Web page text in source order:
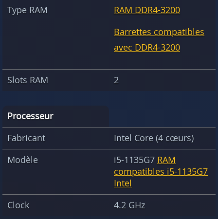
Type RAM
RAM DDR4-3200
Barrettes compatibles
avec DDR4-3200
Slots RAM 2
Processeur
Fabricant
Intel Core (4 cœurs)
Modèle
i5-1135G7 RAM
compatibles i5-1135G7
Intel
Clock
4.2 GHz